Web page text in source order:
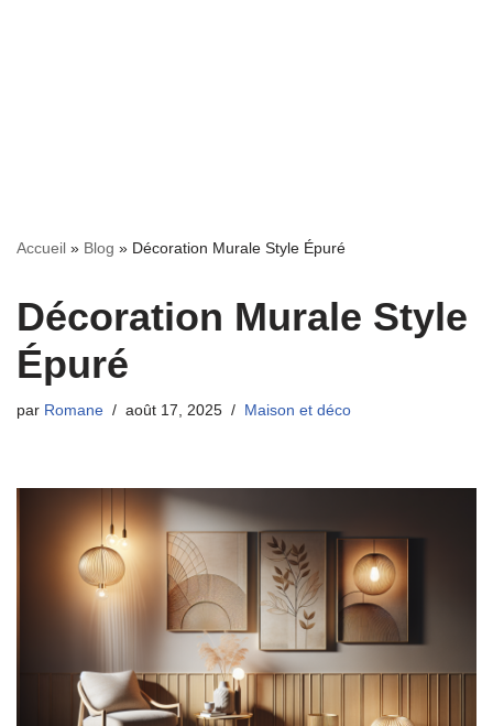
Accueil » Blog » Décoration Murale Style Épuré
Décoration Murale Style
Épuré
par Romane août 17, 2025 Maison et déco